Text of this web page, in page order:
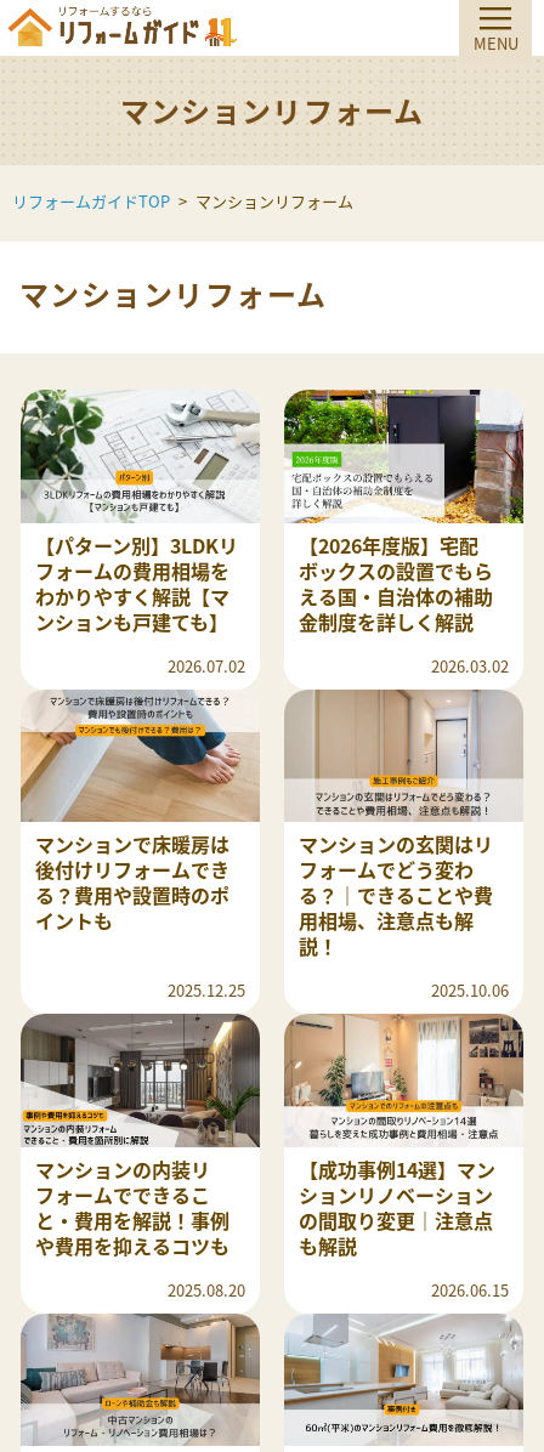
マンションリフォーム
リフォームガイドTOP マンションリフォーム
マンションリフォーム
【パターン別】3LDKリ
フォームの費用相場を
わかりやすく解説【マ
ンションも戸建ても】
2026.07.02
【2026年度版】宅配
ボックスの設置でもら
える国・自治体の補助
金制度を詳しく解説
2026.03.02
マンションで床暖房は
後付けリフォームでき
る？費用や設置時のポ
イントも
2025.12.25
マンションの玄関はリ
フォームでどう変わ
る？｜できることや費
用相場、注意点も解
説！
2025.10.06
マンションの内装リ
フォームでできるこ
と・費用を解説！事例
や費用を抑えるコツも
2025.08.20
【成功事例14選】マン
ションリノベーション
の間取り変更｜注意点
も解説
2026.06.15